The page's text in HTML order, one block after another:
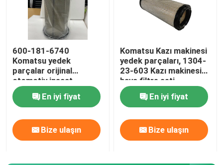
600-181-6740
Komatsu yedek
parçalar orijinal
otomotiv inşaat
makineleri filtreleri
En iyi fiyat
Bize ulaşın
Komatsu Kazı makinesi
yedek parçaları, 1304-
23-603 Kazı makinesi
hava filtre seti
En iyi fiyat
Bize ulaşın